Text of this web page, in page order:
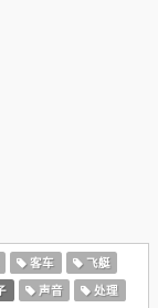
客车
飞艇
声音
处理